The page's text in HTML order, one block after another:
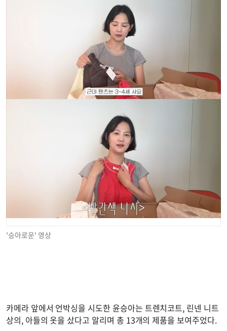
'승아로운' 영상
카메라 앞에서 언박싱을 시도한 윤승아는 트렌치코트, 린넨 니트
상의, 아들의 옷을 샀다고 알리며 총 13개의 제품을 보여주었다.